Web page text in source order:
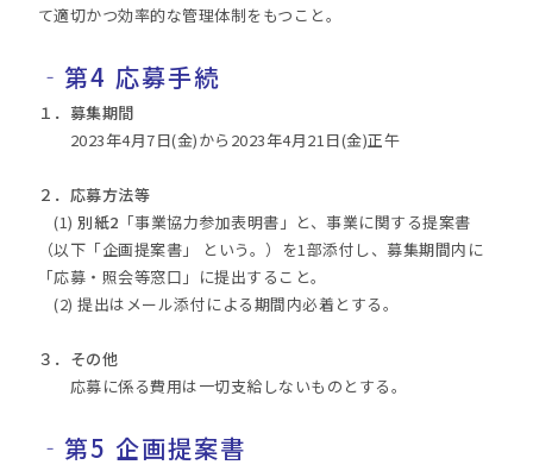
て適切かつ効率的な管理体制をもつこと。
‐ 第4 応募手続
１．募集期間
2023年4月7日(金)から2023年4月21日(金)正午
２．応募方法等
(1)別紙2 「事業協力参加表明書」と、事業に関する提案書
（以下「企画提案書」 という。）を1部添付し、募集期間内に
「応募・照会等窓口」に提出すること。
(2) 提出はメール添付による期間内必着とする。
３．その他
応募に係る費用は一切支給しないものとする。
‐第5 企画提案書